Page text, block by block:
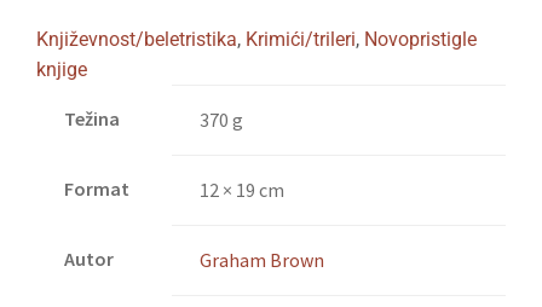
Književnost/beletristika, Krimići/trileri, Novopristigle
knjige
Težina 370 g
Format 12 × 19 cm
Autor Graham Brown